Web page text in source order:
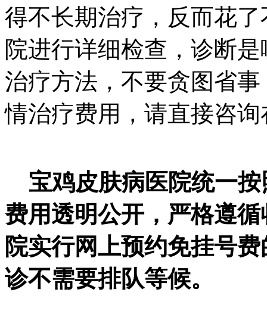
得不长期治疗，反而花
院进行详细检查，诊断
治疗方法，不要贪图省
情治疗费用，请直接咨
宝鸡皮肤病医院统一
费用透明公开，严格遵
院实行网上预约免挂号
诊不需要排队等候。